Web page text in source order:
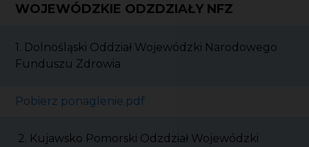
WOJEWÓDZKIE ODZDZIAŁY NFZ
1. Dolnośląski Oddział Wojewódzki Narodowego
Funduszu Zdrowia
Pobierz ponaglenie.pdf
2. Kujawsko Pomorski Odzdział Wojewódzki